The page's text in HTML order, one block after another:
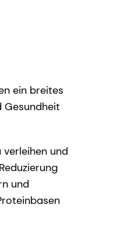
ein breites
Gesundheit
und
und